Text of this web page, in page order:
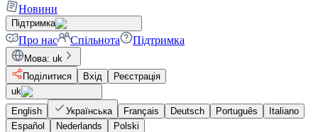
Новини
Підтримка
Про нас Спільнота Підтримка
Мова: uk
Поділитися
Вхід
Реєстрація
uk
English
Українська Français Deutsch Português
Italiano
Español
Nederlands Polski